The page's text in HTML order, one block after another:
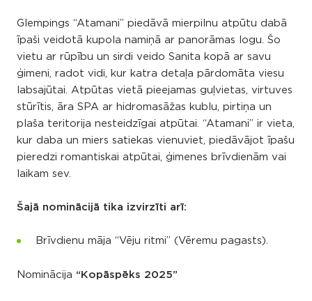
Glempings “Atamani” piedāvā mierpilnu atpūtu dabā
īpaši veidotā kupola namiņā ar panorāmas logu. Šo
vietu ar rūpību un sirdi veido Sanita kopā ar savu
ģimeni, radot vidi, kur katra detaļa pārdomāta viesu
labsajūtai. Atpūtas vietā pieejamas guļvietas, virtuves
stūrītis, āra SPA ar hidromasāžas kublu, pirtiņa un
plaša teritorija nesteidzīgai atpūtai. “Atamani” ir vieta,
kur daba un miers satiekas vienuviet, piedāvājot īpašu
pieredzi romantiskai atpūtai, ģimenes brīvdienām vai
laikam sev.
Šajā nominācijā tika izvirzīti arī:
Brīvdienu māja “Vēju ritmi” (Vēremu pagasts).
Nominācija “Kopāspēks 2025”